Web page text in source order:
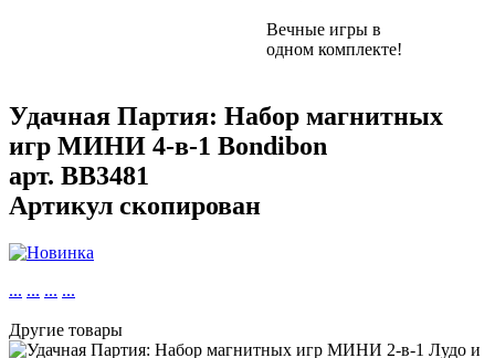
Вечные игры в
одном комплекте!
Удачная Партия: Набор магнитных
игр МИНИ 4-в-1 Bondibon
арт. BB3481
Артикул скопирован
... ... ... ...
Другие товары